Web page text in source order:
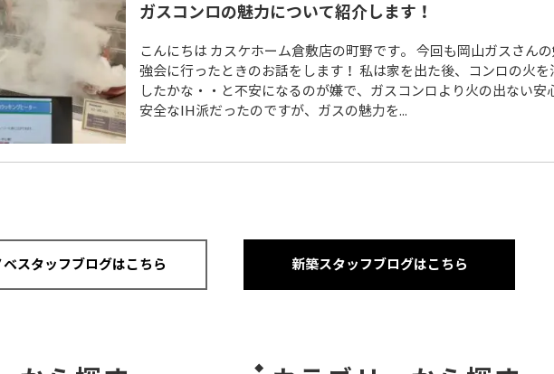
ガスコンロの魅力について紹介します！
こんにちは カスケホーム倉敷店の町野です。 今回も岡山ガスさん
強会に行ったときのお話をします！ 私は家を出た後、コンロの火を
したかな・・と不安になるのが嫌で、ガスコンロより火の出ない安
安全なIH派だったのですが、ガスの魅力を...
ベスタッフブログはこちら 新築スタッフブログはこちら